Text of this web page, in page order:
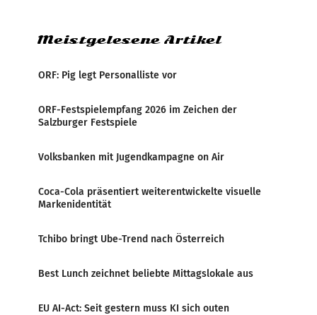
Meistgelesene Artikel
ORF: Pig legt Personalliste vor
ORF-Festspielempfang 2026 im Zeichen der
Salzburger Festspiele
Volksbanken mit Jugendkampagne on Air
Coca-Cola präsentiert weiterentwickelte visuelle
Markenidentität
Tchibo bringt Ube-Trend nach Österreich
Best Lunch zeichnet beliebte Mittagslokale aus
EU AI-Act: Seit gestern muss KI sich outen